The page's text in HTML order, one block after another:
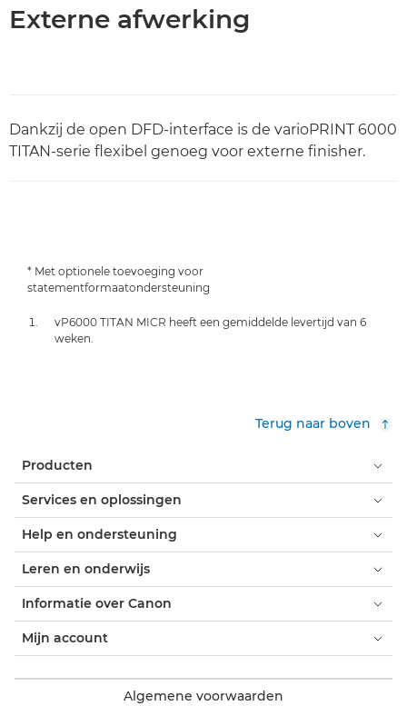
Externe afwerking
Dankzij de open DFD-interface is de varioPRINT 6000
TITAN-serie flexibel genoeg voor externe finisher.
* Met optionele toevoeging voor
statementformaatondersteuning
vP6000 TITAN MICR heeft een gemiddelde levertijd van 6
weken.
Terug naar boven
Producten
Services en oplossingen
Help en ondersteuning
Leren en onderwijs
Informatie over Canon
Mijn account
Algemene voorwaarden